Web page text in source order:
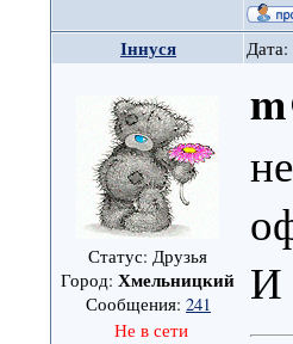
Іннуся
Статус: Друзья
Город:Хмельницкий
Сообщения: 241
Не в сети
И